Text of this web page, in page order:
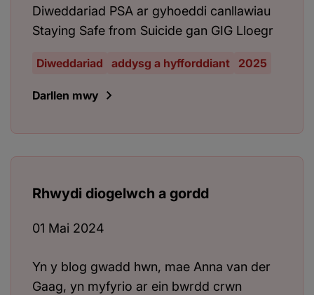
Diweddariad PSA ar gyhoeddi canllawiau
Staying Safe from Suicide gan GIG Lloegr
Diweddariad addysg a hyfforddiant 2025
Darllen mwy
Rhwydi diogelwch a gordd
01 Mai 2024
Yn y blog gwadd hwn, mae Anna van der
Gaag, yn myfyrio ar ein bwrdd crwn